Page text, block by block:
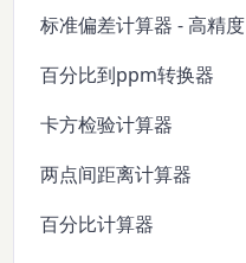
标准偏差计算器 - 高精度
百分比到ppm转换器
卡方检验计算器
两点间距离计算器
百分比计算器